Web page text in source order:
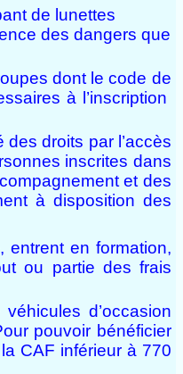
de lunettes
des dangers que
dont le code de
à l’inscription
des droits par l’accès
inscrites dans
et des
à disposition des
entrent en formation,
ou partie des frais
d’occasion
pouvoir bénéficier
CAF inférieur à 770